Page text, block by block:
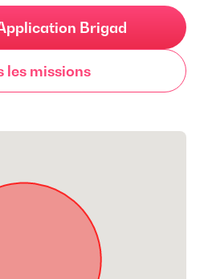
Brigad
les missions